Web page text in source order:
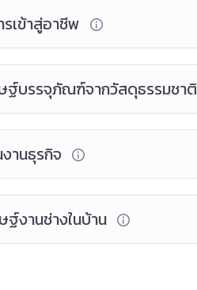
รเข้าสู่อาชีพ
ฐ์บรรจุภัณฑ์จากวัสดุธรรมชาติ
านธุรกิจ
ฐ์งานช่างในบ้าน